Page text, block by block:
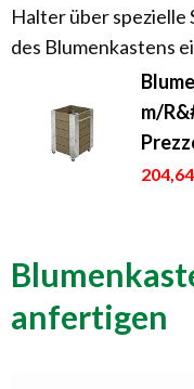
Halter über spezielle
des Blumenkastens
m/
anfertigen